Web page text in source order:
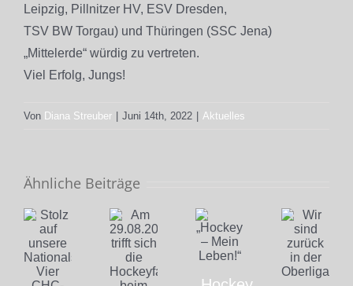
Leipzig, Pillnitzer HV, ESV Dresden,
TSV BW Torgau) und Thüringen (SSC Jena)
„Mittelerde“ würdig zu vertreten.
Viel Erfolg, Jungs!
Von Diana Streuber Juni 14th, 2022 Aktuelles
Ähnliche Beiträge